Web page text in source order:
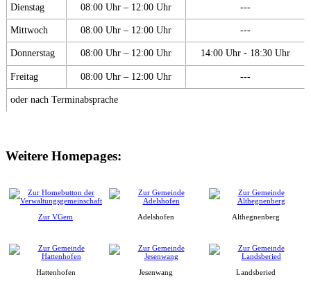
Dienstag 08:00 Uhr – 12:00 Uhr ---
Mittwoch 08:00 Uhr – 12:00 Uhr ---
Donnerstag 08:00 Uhr – 12:00 Uhr 14:00 Uhr - 18:30 Uhr
Freitag 08:00 Uhr – 12:00 Uhr ---
oder nach Terminabsprache
Weitere Homepages:
Zur VGem Adelshofen Althegnenberg
Hattenhofen Jesenwang Landsberied